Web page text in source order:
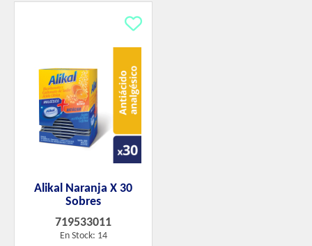
Alikal Naranja X 30
Sobres
719533011
En Stock: 14